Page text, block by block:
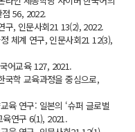
점 56, 2022.
구, 인문사회21 13(2), 2022.
체계 연구, 인문사회21 12(3),
어교육 127, 2021.
국학 교육과정을 중심으로,
육 연구: 일본의 ‘슈퍼 글로벌
육연구 6(1), 2021.